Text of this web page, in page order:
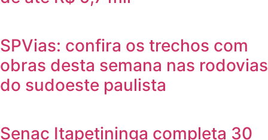
SPVias: confira os trechos com
obras desta semana nas rodovias
do sudoeste paulista
Senac Itapetininga completa 30